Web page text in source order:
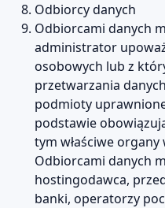
Odbiorcy danych
Odbiorcami danych
administrator
osobowych lub z
przetwarzania
podmioty
podstawie
tym właściwe
Odbiorcami danych
hostingodawca,
banki, operatorzy